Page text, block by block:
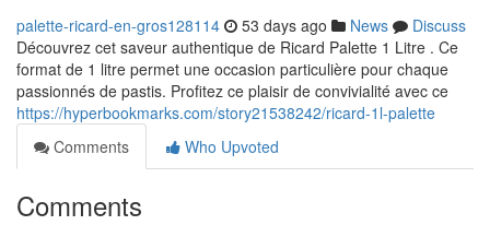
palette-ricard-en-gros128114 53 days ago News
Discuss
Découvrez cet saveur authentique de Ricard Palette 1 Litre . Ce
format de 1 litre permet une occasion particulière pour chaque
passionnés de pastis. Profitez ce plaisir de convivialité avec ce
https://hyperbookmarks.com/story21538242/ricard-1l-palette
Comments
Who Upvoted
Comments